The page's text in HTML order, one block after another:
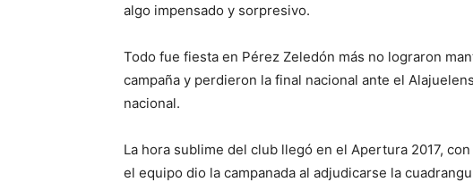
algo impensado y sorpresivo.
Todo fue fiesta en Pérez Zeledón más no lograron
campaña y perdieron la final nacional ante el
nacional.
La hora sublime del club llegó en el Apertura 2017,
el equipo dio la campanada al adjudicarse la